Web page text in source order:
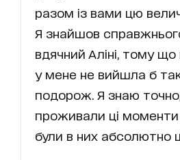
разом із вами цю
Я знайшов
вдячний Аліні, тому
у мене не вийшла б
подорож. Я знаю
проживали ці моменти
були в них абсолютно